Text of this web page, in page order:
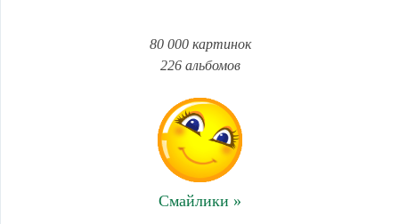
80 000 картинок
226 альбомов
Смайлики »